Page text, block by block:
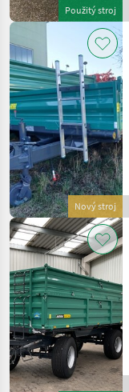
Použitý stroj
Nový stroj